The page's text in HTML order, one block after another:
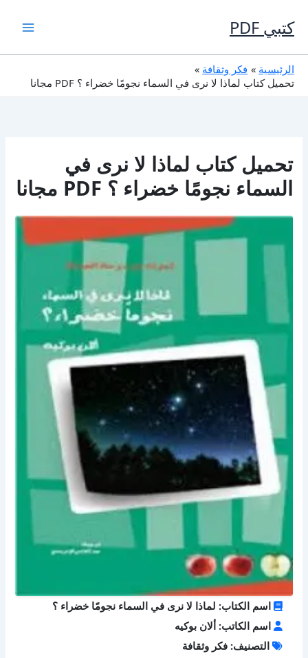
إلى
المحتوى
كتبي PDF
الرئيسية
فكر وثقافة
تحميل كتاب لماذا لا نرى في السماء نجومًا خضراء ؟ PDF مجانا
تحميل كتاب لماذا لا نرى في
السماء نجومًا خضراء ؟ PDF مجانا
اسم الكتاب: لماذا لا نرى في السماء نجومًا خضراء ؟
اسم الكاتب: ألان بوكيه
التصنيف: فكر وثقافة